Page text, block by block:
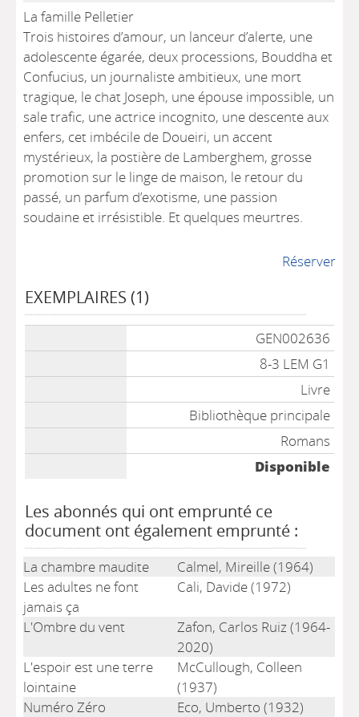
La famille Pelletier
Trois histoires d’amour, un lanceur d’alerte, une
adolescente égarée, deux processions, Bouddha et
Confucius, un journaliste ambitieux, une mort
tragique, le chat Joseph, une épouse impossible, un
sale trafic, une actrice incognito, une descente aux
enfers, cet imbécile de Doueiri, un accent
mystérieux, la postière de Lamberghem, grosse
promotion sur le linge de maison, le retour du
passé, un parfum d’exotisme, une passion
soudaine et irrésistible. Et quelques meurtres.
Réserver
EXEMPLAIRES (1)
GEN002636
8-3 LEM G1
Livre
Bibliothèque principale
Romans
Disponible
Les abonnés qui ont emprunté ce
document ont également emprunté :
La chambre maudite
Calmel, Mireille (1964)
Les adultes ne font
jamais ça
Cali, Davide (1972)
L'Ombre du vent
Zafon, Carlos Ruiz (1964-
2020)
L'espoir est une terre
lointaine
McCullough, Colleen
(1937)
Numéro Zéro
Eco, Umberto (1932)